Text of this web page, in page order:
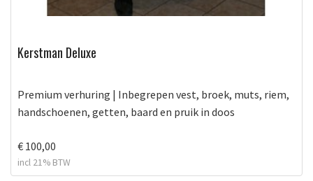
Kerstman Deluxe
Premium verhuring | Inbegrepen vest, broek, muts, riem,
handschoenen, getten, baard en pruik in doos
€ 100,00
incl 21% BTW